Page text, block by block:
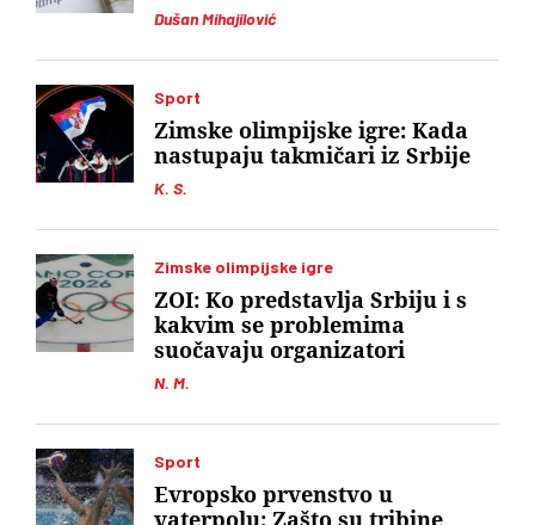
Dušan Mihajilović
Sport
K. S.
Zimske olimpijske igre: Kada
nastupaju takmičari iz Srbije
Zimske olimpijske igre
N. M.
ZOI: Ko predstavlja Srbiju i s
kakvim se problemima
suočavaju organizatori
Sport
Evropsko prvenstvo u
vaterpolu: Zašto su tribine